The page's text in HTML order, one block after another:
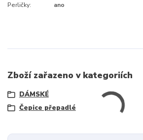
Perličky:
ano
Zboží zařazeno v kategoriích
DÁMSKÉ
Čepice přepadlé